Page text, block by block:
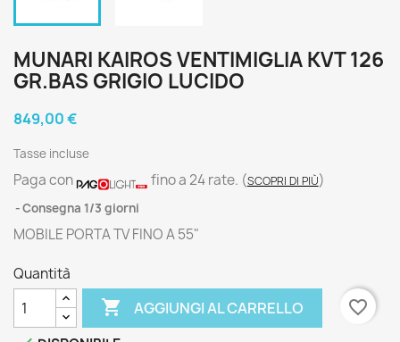
MUNARI KAIROS VENTIMIGLIA KVT 126
GR.BAS GRIGIO LUCIDO
849,00 €
Tasse incluse
Paga con fino a 24 rate. (SCOPRI DI PIÙ)
Consegna 1/3 giorni
MOBILE PORTA TV FINO A 55"
Quantità
 AGGIUNGI AL CARRELLO
favorite_border